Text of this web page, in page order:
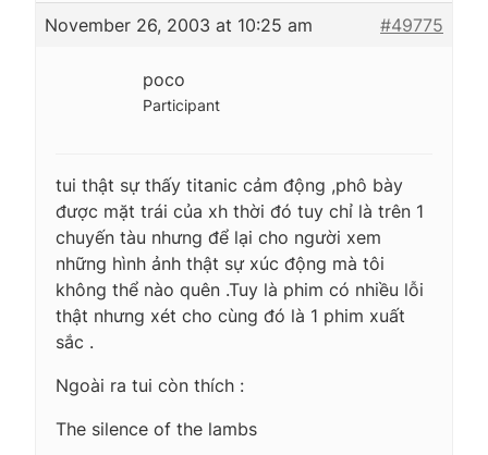
November 26, 2003 at 10:25 am #49775
poco
Participant
tui thật sự thấy titanic cảm động ,phô bày
được mặt trái của xh thời đó tuy chỉ là trên 1
chuyến tàu nhưng để lại cho người xem
những hình ảnh thật sự xúc động mà tôi
không thể nào quên .Tuy là phim có nhiều lỗi
thật nhưng xét cho cùng đó là 1 phim xuất
sắc .
Ngoài ra tui còn thích :
The silence of the lambs